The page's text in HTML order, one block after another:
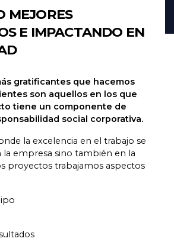
MEJORES
E IMPACTANDO EN
gratificantes que hacemos
son aquellos en los que
tiene un componente de
social corporativa.
la excelencia en el trabajo se
la empresa sino también en la
proyectos trabajamos aspectos